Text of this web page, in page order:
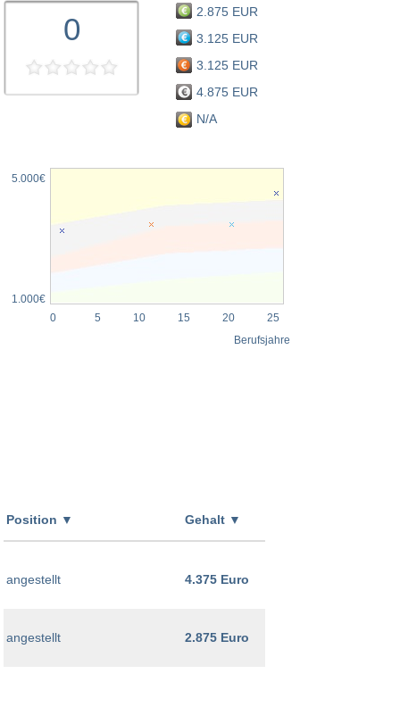
0
2.875 EUR
3.125 EUR
3.125 EUR
4.875 EUR
N/A
5.000€
1.000€
0
5 10 15 20 25
Berufsjahre
Position ▼ Gehalt ▼
angestellt 4.375 Euro
angestellt 2.875 Euro